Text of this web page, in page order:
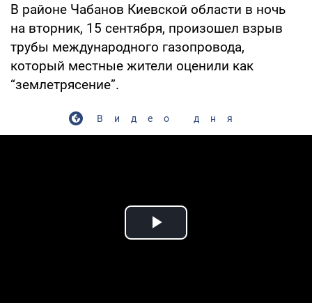
В районе Чабанов Киевской области в ночь
на вторник, 15 сентября, произошел взрыв
трубы международного газопровода,
который местные жители оценили как
“землетрясение”.
Видео дня
Play Video